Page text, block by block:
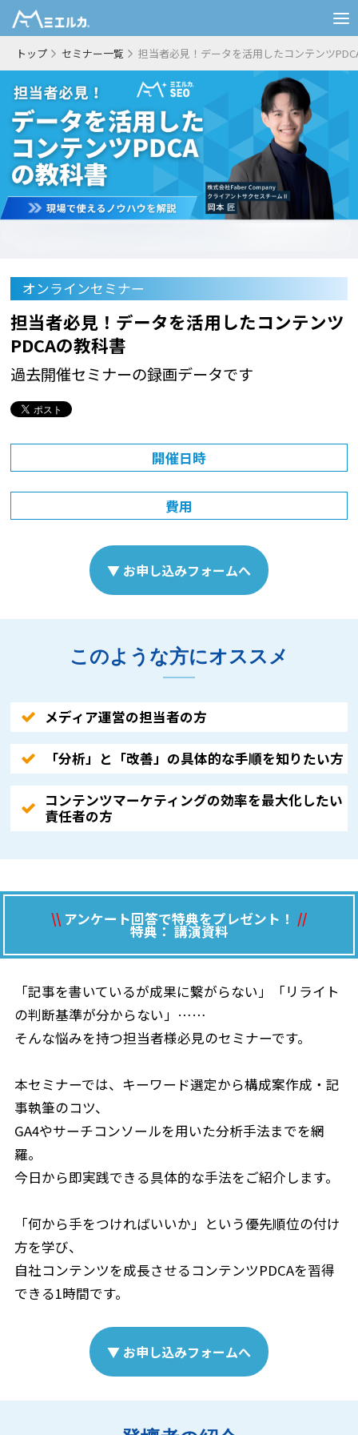
トップ セミナー一覧 担当者必見！データを活用したコンテンツ
オンラインセミナー
担当者必見！データを活用したコンテンツ
PDCAの教科書
過去開催セミナーの録画データです
開催日時
費用
▼ お申し込みフォームへ
このような方にオススメ
メディア運営の担当者の方
「分析」と「改善」の具体的な手順を知りたい方
コンテンツマーケティングの効率を最大化したい
責任者の方
\\ アンケート回答で特典をプレゼント！ //
特典： 講演資料
「記事を書いているが成果に繋がらない」「リライト
の判断基準が分からない」……
そんな悩みを持つ担当者様必見のセミナーです。
本セミナーでは、キーワード選定から構成案作成・記
事執筆のコツ、
GA4やサーチコンソールを用いた分析手法までを網
羅。
今日から即実践できる具体的な手法をご紹介します。
「何から手をつければいいか」という優先順位の付け
方を学び、
自社コンテンツを成長させるコンテンツPDCAを習得
できる1時間です。
▼ お申し込みフォームへ